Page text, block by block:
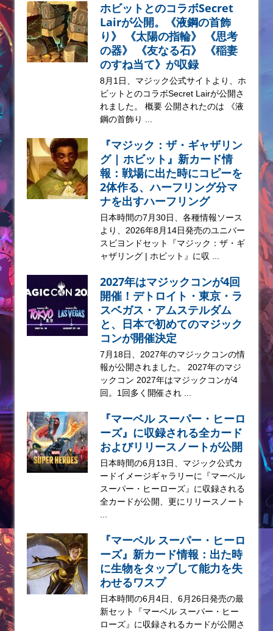
ホビットとのコラボSecret
Lairが公開。《液鋼の首飾
り》 《太陽の指輪》 《思考
の器》 《友なる石》 《稲妻
のすね当て》が収録
8月1日、マジック公式サイトより、ホ
ビットとのコラボSecret Lairが公開さ
れました。 概要 公開されたのは 《液
鋼の首飾り ...
『マジック：ザ・ギャザリン
グ | ホビット』新カード情
報：戦場に出た時にコピーを
2体作る、ハーフリング分マ
ナを出すハーフリング
日本時間の7月30日、各種情報ソース
より、2026年8月14日発売のユニバー
スビヨンドセット『マジック：ザ・ギ
ャザリング | ホビット』に収 ...
2027年はマジックコンが4回
開催！デトロイト・東京・ラ
スベガス・アムステルダム
と、日本で初めてのマジック
コンが開催決定
7月18日、2027年のマジックコンの情
報が公開されました。 2027年のマジ
ックコン 2027年はマジックコンが4
回。1回多く開催され ...
『マーベル スーパー・ヒーロ
ーズ』に収録される全カード
およびリリースノートが公開
日本時間の6月13日、マジック公式カ
ードイメージギャラリーに『マーベル
スーパー・ヒーローズ』に収録される
全カードが公開、更にリリースノート
...
『マーベル スーパー・ヒーロ
ーズ』新カード情報：出た時
に生物をタップして能力を失
わせるワスプ
日本時間の6月4日、6月26日発売の最
新セット『マーベル スーパー・ヒー
ローズ』に収録されるカードが公開さ